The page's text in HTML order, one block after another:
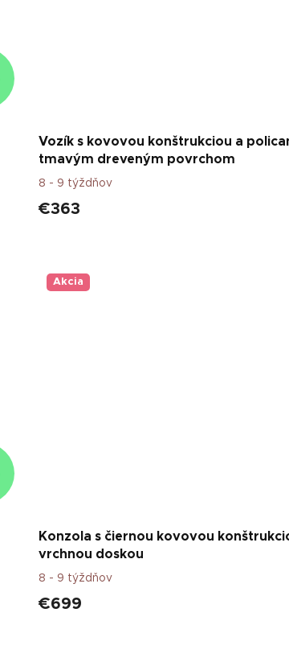
Vozík s kovovou konštrukciou a
tmavým dreveným povrchom
8 - 9 týždňov
€363
Akcia
Konzola s čiernou kovovou
vrchnou doskou
8 - 9 týždňov
€699